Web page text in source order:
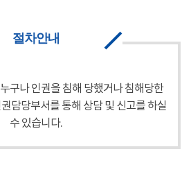
절차안내
구나 인권을 침해 당했거나 침해당한
담당부서를 통해 상담 및 신고를 하실
수 있습니다.